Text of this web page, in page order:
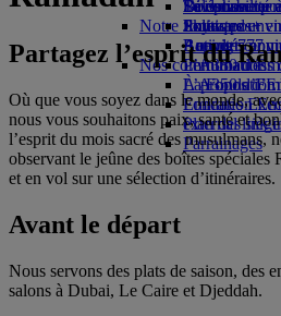
Boissons
Notre flotte
Boeing 777
L’A380
L’A350
Emirates
Plan des
Jouets pour
Activités
La durabilité
Politique
Rapports
Nos communautés
La Fondation
Fondation
external link
Parrainages
Se connecter
Skywards+
Téléphone
Emirates
Annuler ou
Perturbations
À propos
Partagez l’esprit du
Où que vous soyez dans le monde,
nous vous souhaitons paix, santé et
l’esprit du mois sacré des musulmans,
observant le jeûne des boîtes spéciales
et en vol sur une sélection d’itinéraires.
Avant le départ
Nous servons des plats de saison, des
salons à Dubai, Le Caire et Djeddah.